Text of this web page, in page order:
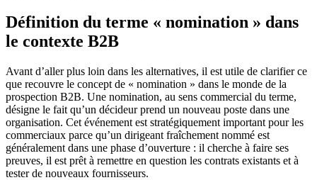
Définition du terme « nomination » dans
le contexte B2B
Avant d’aller plus loin dans les alternatives, il est utile de clarifier ce
que recouvre le concept de « nomination » dans le monde de la
prospection B2B. Une nomination, au sens commercial du terme,
désigne le fait qu’un décideur prend un nouveau poste dans une
organisation. Cet événement est stratégiquement important pour les
commerciaux parce qu’un dirigeant fraîchement nommé est
généralement dans une phase d’ouverture : il cherche à faire ses
preuves, il est prêt à remettre en question les contrats existants et à
tester de nouveaux fournisseurs.